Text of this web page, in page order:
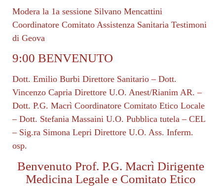
Modera la 1a sessione Silvano Mencattini
Coordinatore Comitato Assistenza Sanitaria Testimoni
di Geova
9:00 BENVENUTO
Dott. Emilio Burbi Direttore Sanitario – Dott.
Vincenzo Capria Direttore U.O. Anest/Rianim AR. –
Dott. P.G. Macrì Coordinatore Comitato Etico Locale
– Dott. Stefania Massaini U.O. Pubblica tutela – CEL
– Sig.ra Simona Lepri Direttore U.O. Ass. Inferm.
osp.
Benvenuto Prof. P.G. Macrì Dirigente
Medicina Legale e Comitato Etico